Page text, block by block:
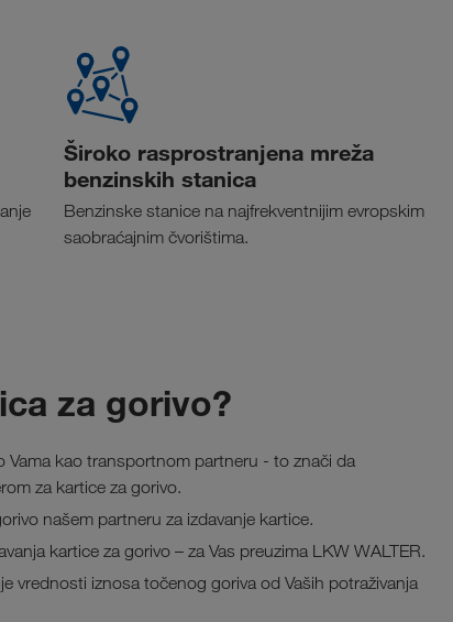
Široko rasprostranjena mreža
benzinskih stanica
Benzinske stanice na najfrekventnijim evropskim
saobraćajnim čvorištima.
za gorivo?
Vama kao transportnom partneru - to znači da
za kartice za gorivo.
našem partneru za izdavanje kartice.
kartice za gorivo – za Vas preuzima LKW WALTER.
vrednosti iznosa točenog goriva od Vaših potraživanja